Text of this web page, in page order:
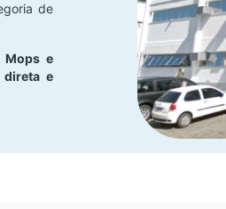
de
Mops e
direta e